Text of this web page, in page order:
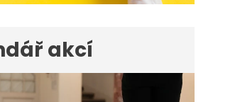
akcí